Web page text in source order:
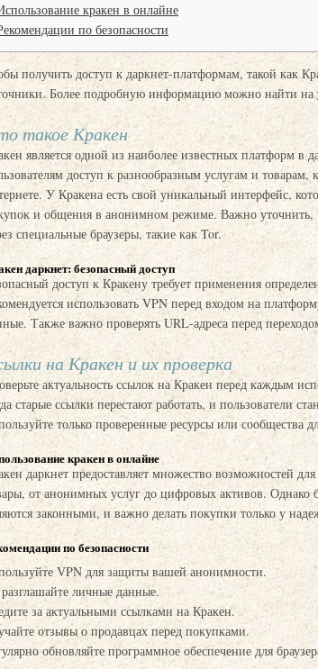
кракен в онлайне
по безопасности
получить доступ к даркнет-платформам, такой как
Более подробную информацию можно найти на
такое Кракен
является одной из наиболее известных платформ в
доступ к разнообразным услугам и
У Кракена есть свой уникальный интерфейс,
и общения в анонимном режиме. Важно уточнить,
специальные браузеры, такие как Tor.
даркнет: безопасный доступ
доступ к Кракену требует применения
использовать VPN перед входом на
Также важно проверять URL-адреса перед
на Кракен и их проверка
актуальность ссылок на Кракен перед каждым
старые ссылки перестают работать, и пользователи
только проверенные ресурсы или сообщества
кракен в онлайне
даркнет предоставляет множество возможностей
от анонимных услуг до цифровых активов. Однако
законными, и важно делать покупки только у
по безопасности
VPN для защиты вашей анонимности.
личные данные.
за актуальными ссылками на Кракен.
отзывы о продавцах перед покупками.
обновляйте программное обеспечение для